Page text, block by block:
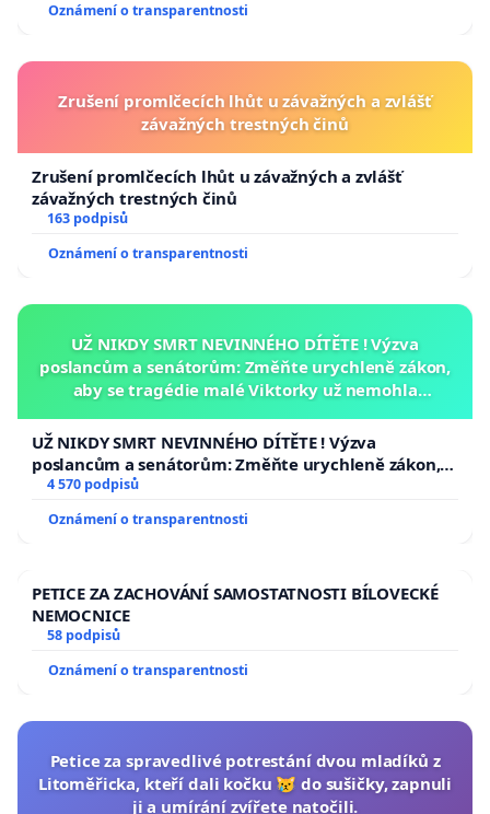
Oznámení o transparentnosti
Zrušení promlčecích lhůt u závažných a zvlášť
závažných trestných činů
Zrušení promlčecích lhůt u závažných a zvlášť
závažných trestných činů
163 podpisů
Oznámení o transparentnosti
UŽ NIKDY SMRT NEVINNÉHO DÍTĚTE ! Výzva
poslancům a senátorům: Změňte urychleně zákon,
aby se tragédie malé Viktorky už nemohla
UŽ NIKDY SMRT NEVINNÉHO DÍTĚTE ! Výzva
poslancům a senátorům: Změňte urychleně zákon,
aby se tragédie malé Viktorky už nemohla opakovat!
4 570 podpisů
Oznámení o transparentnosti
PETICE ZA ZACHOVÁNÍ SAMOSTATNOSTI BÍLOVECKÉ
NEMOCNICE
58 podpisů
Oznámení o transparentnosti
Petice za spravedlivé potrestání dvou mladíků z
Litoměřicka, kteří dali kočku 😿 do sušičky, zapnuli
ji a umírání zvířete natočili.